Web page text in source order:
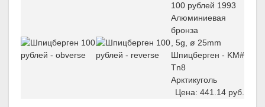
100 рублей 1993
Алюминиевая
бронза
, 5g, ø 25mm
Шпицберген - KM#
Tn8
Арктикуголь
Цена: 441.14 руб.